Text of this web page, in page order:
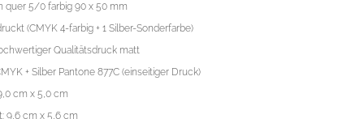
quer 5/0 farbig 90 x 50 mm
(CMYK 4-farbig + 1 Silber-Sonderfarbe)
Qualitätsdruck matt
+ Silber Pantone 877C (einseitiger Druck)
cm x 5,0 cm
9,6 cm x 5,6 cm